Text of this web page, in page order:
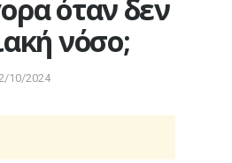
όταν δεν
νόσο;
10/2024